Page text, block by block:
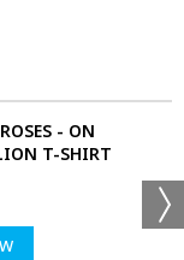
- ON
T-SHIRT